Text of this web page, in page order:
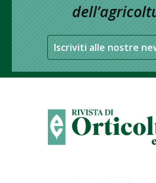
Iscriviti alle nostre